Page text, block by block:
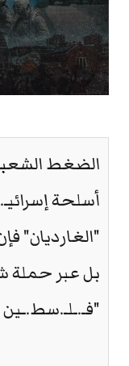
الضغط
أسلحة
"الغارديان"
بل عبر حملة